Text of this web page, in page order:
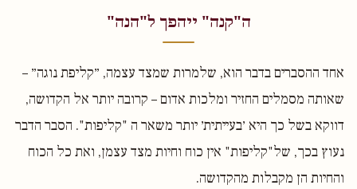
ה"קנה" ייהפך ל"הנה"
אחד ההסברים בדבר הוא, שלמרות שמצד עצמה, ״קליפת נוגה״ –
שאותה מסמלים החזיר ומלכות אדום – קרובה יותר אל הקדושה,
דווקא בשל כך היא ׳בעייתית׳ יותר משאר ה "קליפות". הסבר הדבר
נעוץ בכך, של"קליפות" אין כוח וחיות מצד עצמן, ואת כל הכוח
והחיות הן מקבלות מהקדושה.